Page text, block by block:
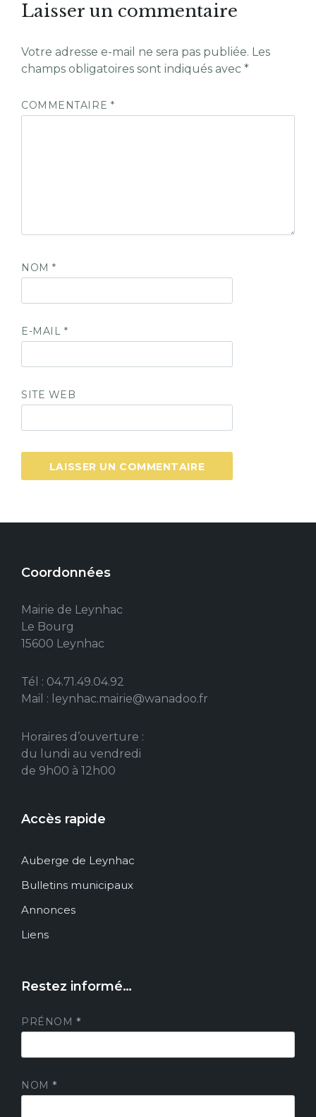
Laisser un commentaire
Votre adresse e-mail ne sera pas publiée. Les
champs obligatoires sont indiqués avec *
COMMENTAIRE *
NOM*
E-MAIL *
SITE WEB
Coordonnées
Mairie de Leynhac
Le Bourg
15600 Leynhac
Tél : 04.71.49.04.92
Mail : leynhac.mairie@wanadoo.fr
Horaires d’ouverture :
du lundi au vendredi
de 9h00 à 12h00
Accès rapide
Auberge de Leynhac
Bulletins municipaux
Annonces
Liens
Restez informé…
PRÉNOM *
NOM *